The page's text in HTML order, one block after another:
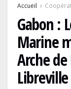
Accueil
Gabon :
Marine
Arche
Libreville